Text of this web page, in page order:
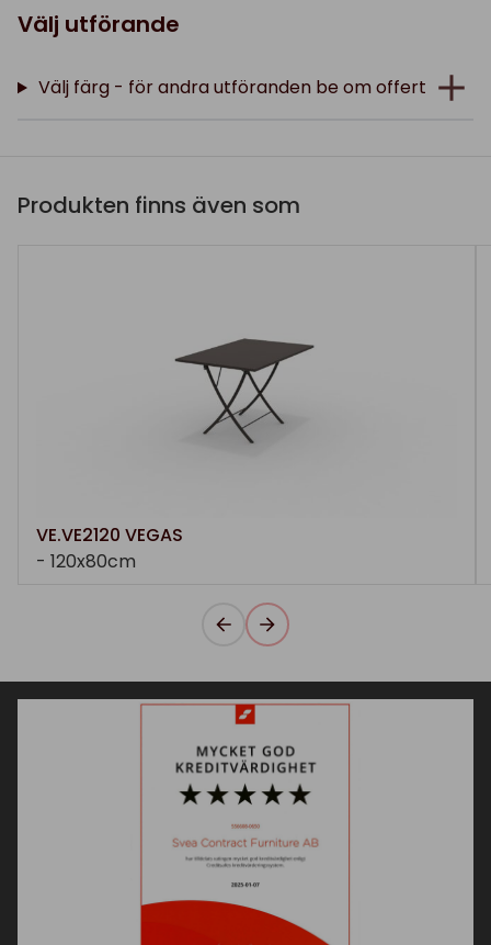
Välj utförande
Välj färg - för andra utföranden be om offert
Produkten finns även som
VE.VE2120 VEGAS
- 120x80cm